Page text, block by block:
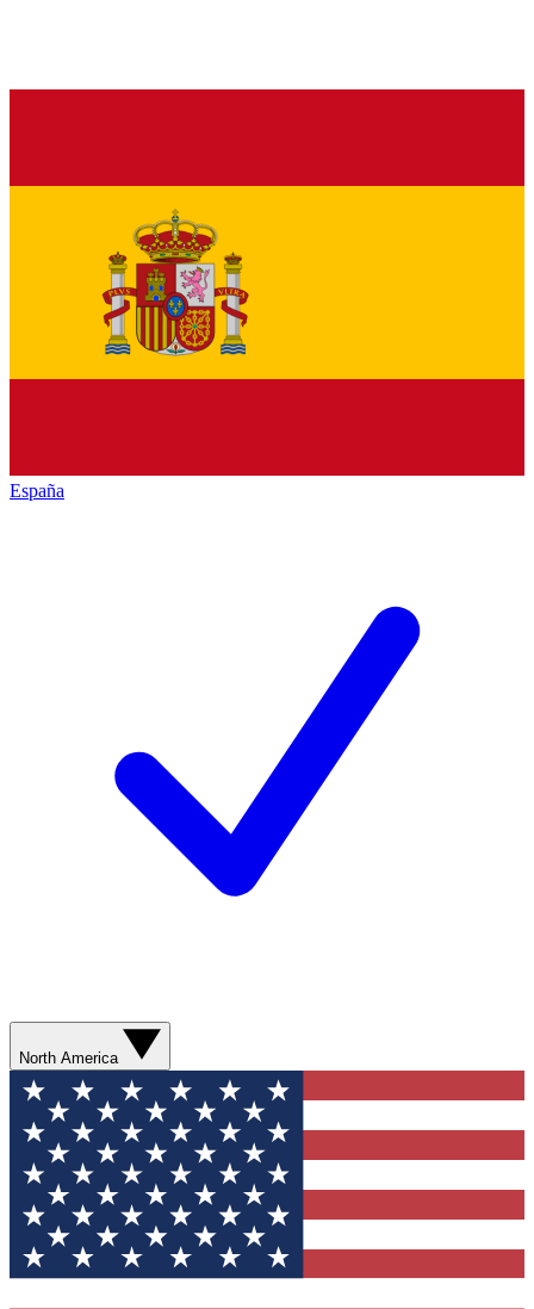
España
North America